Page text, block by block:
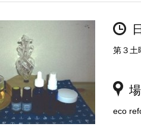
第３土
eco